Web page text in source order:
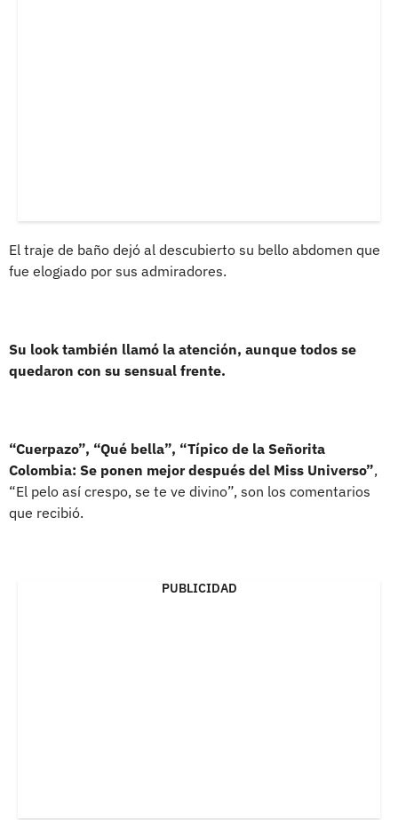
El traje de baño dejó al descubierto su bello abdomen que
fue elogiado por sus admiradores.
Su look también llamó la atención, aunque todos se
quedaron con su sensual frente.
“Cuerpazo”, “Qué bella”, “Típico de la Señorita
Colombia: Se ponen mejor después del Miss Universo”,
“El pelo así crespo, se te ve divino”, son los comentarios
que recibió.
PUBLICIDAD